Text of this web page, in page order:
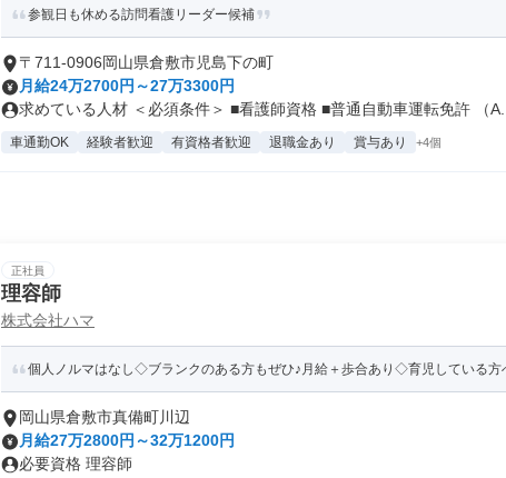
参観日も休める訪問看護リーダー候補
〒711-0906岡山県倉敷市児島下の町
月給24万2700円～27万3300円
求めている人材 ＜必須条件＞ ■看護師資格 ■普通自動車運転免許 （
車通勤OK 経験者歓迎 有資格者歓迎 退職金あり 賞与あり +4個
正社員
理容師
株式会社ハマ
個人ノルマはなし◇ブランクのある方もぜひ♪月給＋歩合あり◇育児している方
岡山県倉敷市真備町川辺
月給27万2800円～32万1200円
必要資格 理容師